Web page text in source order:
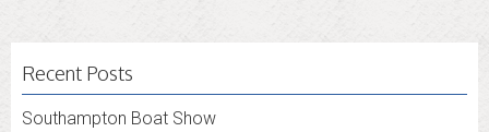
Recent Posts
Southampton Boat Show